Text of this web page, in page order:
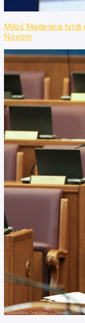
Miloš Medenica tvrdi
Novom